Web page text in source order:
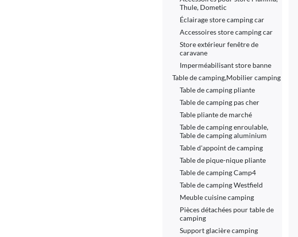
Thule, Dometic
Éclairage store camping car
Accessoires store camping car
Store extérieur fenêtre de
caravane
Imperméabilisant store banne
Table de camping,Mobilier camping
Table de camping pliante
Table de camping pas cher
Table pliante de marché
Table de camping enroulable,
Table de camping aluminium
Table d'appoint de camping
Table de pique-nique pliante
Table de camping Camp4
Table de camping Westfield
Meuble cuisine camping
Pièces détachées pour table de
camping
Support glacière camping